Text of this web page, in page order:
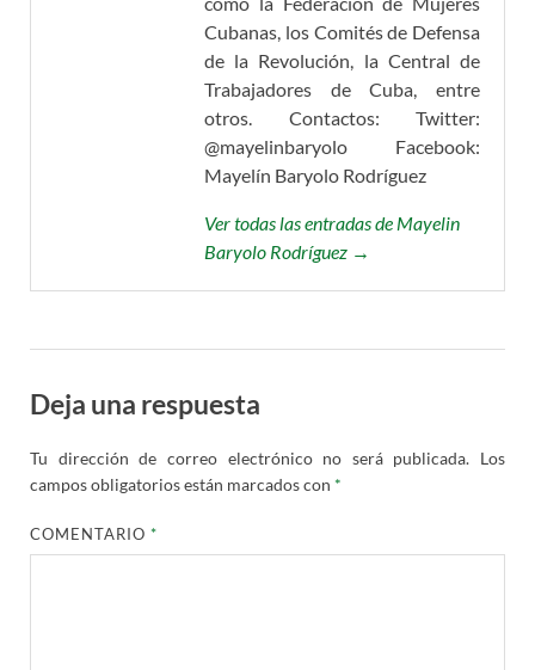
Cubanas, los Comités de Defensa
de la Revolución, la Central de
Trabajadores de Cuba, entre
otros. Contactos: Twitter:
@mayelinbaryolo Facebook:
Mayelín Baryolo Rodríguez
Ver todas las entradas de Mayelin
Baryolo Rodríguez →
Deja una respuesta
Tu dirección de correo electrónico no será publicada. Los
campos obligatorios están marcados con *
COMENTARIO*